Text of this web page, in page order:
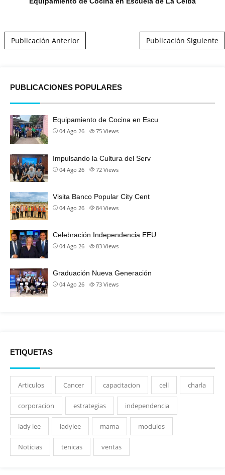
Post navigation
Publicación Anterior Publicación Siguiente
PUBLICACIONES POPULARES
Equipamiento de Cocina en Escu
04 Ago 26 75 Views
Impulsando la Cultura del Serv
04 Ago 26 72 Views
Visita Banco Popular City Cent
04 Ago 26 84 Views
Celebración Independencia EEU
04 Ago 26 83 Views
Graduación Nueva Generación
04 Ago 26 73 Views
ETIQUETAS
Articulos Cancer capacitacion cell charla
corporacion estrategias independencia
lady lee ladylee mama modulos
Noticias tenicas ventas